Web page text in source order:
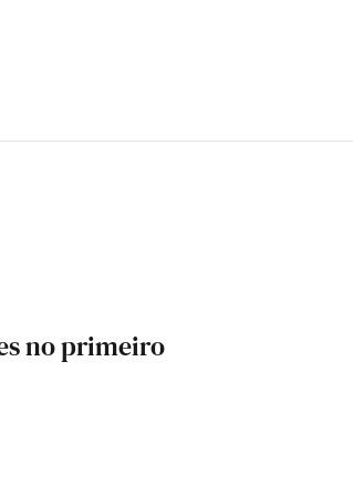
no primeiro